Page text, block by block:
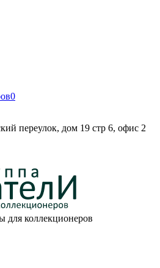
0
переулок, дом 19 стр 6, офис 2
для коллекционеров